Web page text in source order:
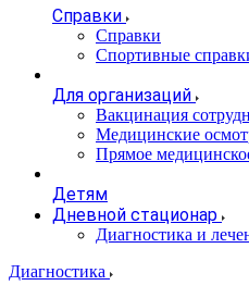
Справки
Справки
Спортивные
Для организаций
Вакцинация
Медицинские
Прямое
Детям
Дневной стационар
Диагностика и
Диагностика